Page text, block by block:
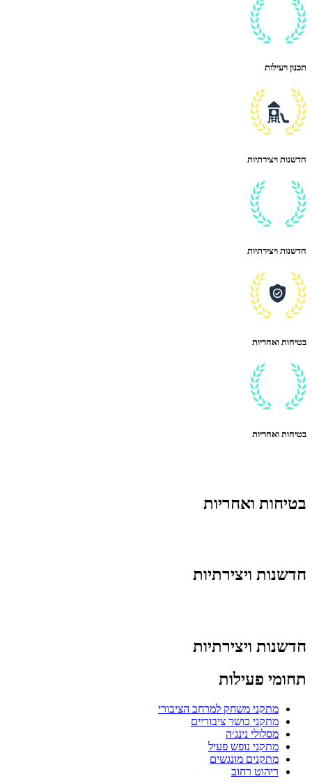
תכנון ויעילות
חדשנות ויצירתיות
חדשנות ויצירתיות
בטיחות ואחריות
בטיחות ואחריות
בטיחות ואחריות
חדשנות ויצירתיות
חדשנות ויצירתיות
תחומי פעילות
מתקני משחק למרחב הציבורי
מתקני כושר ציבוריים
מסלולי נינג׳ה
מתקני נופש פעיל
מתקנים מונגשים
ריהוט רחוב